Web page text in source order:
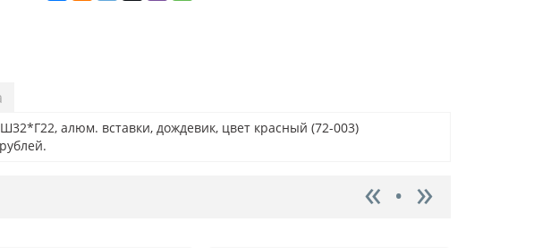
алюм. вставки, дождевик, цвет красный (72-003)